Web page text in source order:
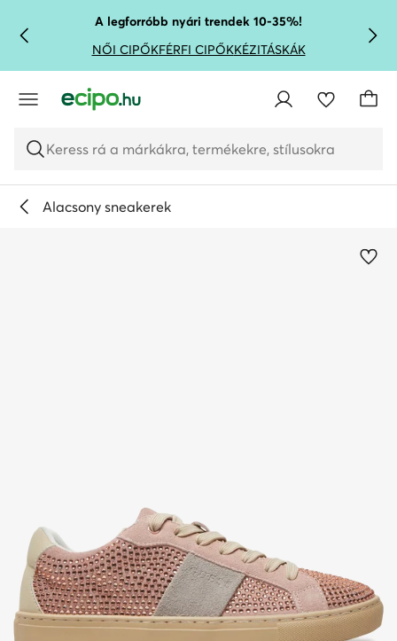
UGRÁS A FŐ TARTALOMRA
UGRÁS A KERESÉSHEZA legforróbb nyári trendek 10-35%!
NŐI CIPŐKFÉRFI CIPŐKKÉZITÁSKÁK
Keress rá a márkákra, termékekre, stílusokra
Alacsony sneakerek